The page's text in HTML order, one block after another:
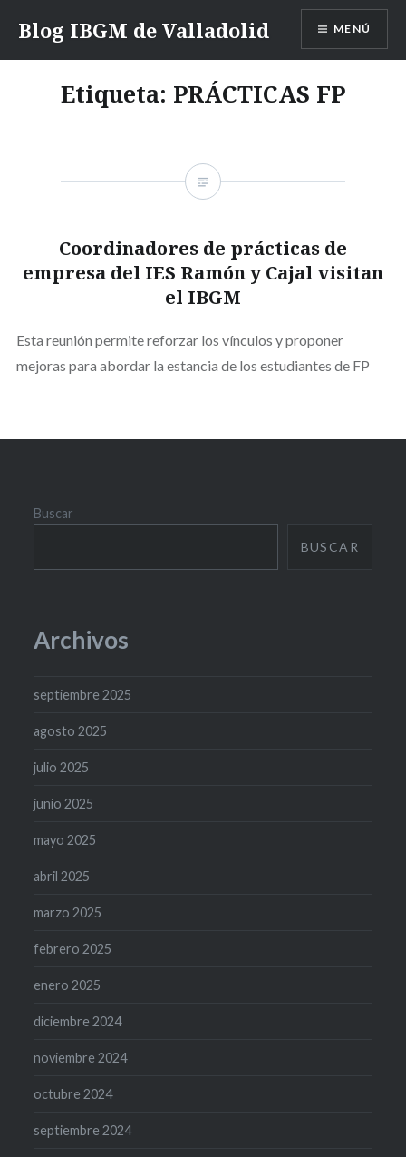
contenido
Blog IBGM de Valladolid MENÚ
Etiqueta: PRÁCTICAS FP
Coordinadores de prácticas de
empresa del IES Ramón y Cajal visitan
el IBGM
Esta reunión permite reforzar los vínculos y proponer
mejoras para abordar la estancia de los estudiantes de FP
Buscar
BUSCAR
Archivos
septiembre 2025
agosto 2025
julio 2025
junio 2025
mayo 2025
abril 2025
marzo 2025
febrero 2025
enero 2025
diciembre 2024
noviembre 2024
octubre 2024
septiembre 2024